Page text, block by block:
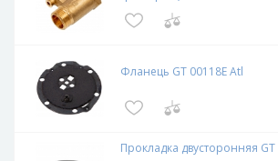
Фланець GT 00118E Atl
Прокладка двусторонняя